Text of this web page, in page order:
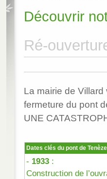
Découvrir
Ré-
La mairie de
fermeture du pont
UNE
Dates clés du pont de Tenèze
- 1933:
Construction de